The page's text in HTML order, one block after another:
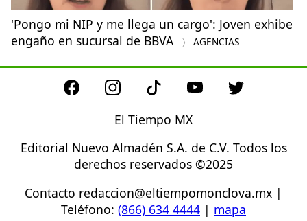
'Pongo mi NIP y me llega un cargo': Joven exhibe
engaño en sucursal de BBVA
AGENCIAS
El Tiempo MX
Editorial Nuevo Almadén S.A. de C.V. Todos los
derechos reservados ©2025
Contacto redaccion@eltiempomonclova.mx |
Teléfono: (866) 634 4444 | mapa